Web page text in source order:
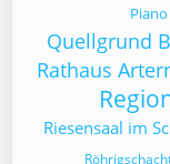
Quellgrund
Rathaus
Riesensaal im